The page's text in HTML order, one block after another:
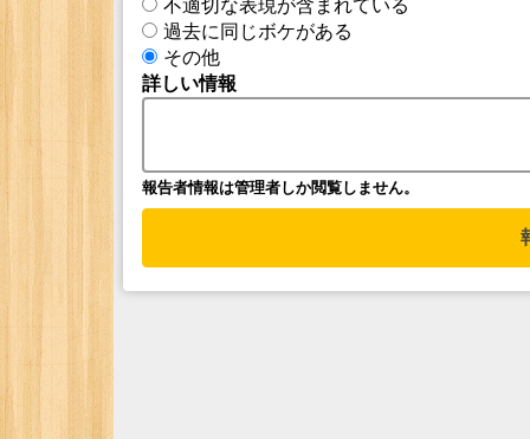
過去に同じボケがある
その他
詳しい情報
報告者情報は管理者しか閲覧しません。